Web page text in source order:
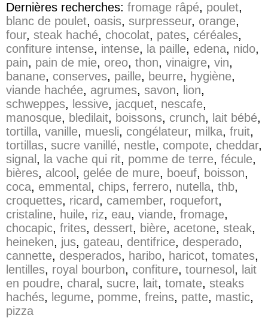
Dernières recherches: fromage râpé, poulet,
blanc de poulet, oasis, surpresseur, orange,
four, steak haché, chocolat, pates, céréales,
confiture intense, intense, la paille, edena, nido,
pain, pain de mie, oreo, thon, vinaigre, vin,
banane, conserves, paille, beurre, hygiène,
viande hachée, agrumes, savon, lion,
schweppes, lessive, jacquet, nescafe,
manosque, bledilait, boissons, crunch, lait bébé,
tortilla, vanille, muesli, congélateur, milka, fruit,
tortillas, sucre vanillé, nestle, compote, cheddar,
signal , la vache qui rit, pomme de terre, fécule,
bières, alcool , gelée de mure, boeuf, boisson,
coca, emmental , chips, ferrero, nutella, thb,
croquettes, ricard, camember, roquefort,
cristaline, huile, riz, eau, viande, fromage,
chocapic, frites, dessert, bière, acetone, steak,
heineken, jus, gateau, dentifrice, desperado,
cannette, desperados, haribo, haricot, tomates,
lentilles, royal bourbon, confiture, tournesol , lait
en poudre, charal , sucre, lait, tomate, steaks
hachés, legume, pomme, freins, patte, mastic,
pizza